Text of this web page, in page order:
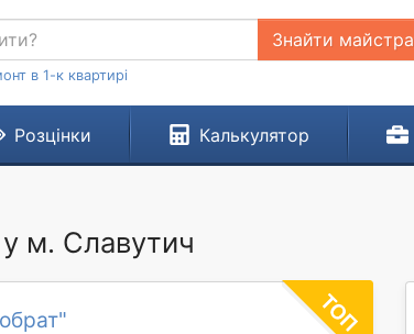
Знайти майстра
в 1-к квартирі
Розцінки Калькулятор
м. Славутич